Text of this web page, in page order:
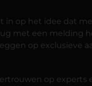
in op het idee dat
met een melding
op exclusieve
op experts